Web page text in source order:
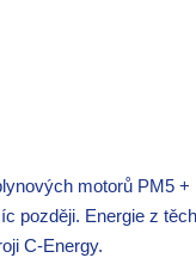
motorů PM5
později. Energie z
C-Energy.